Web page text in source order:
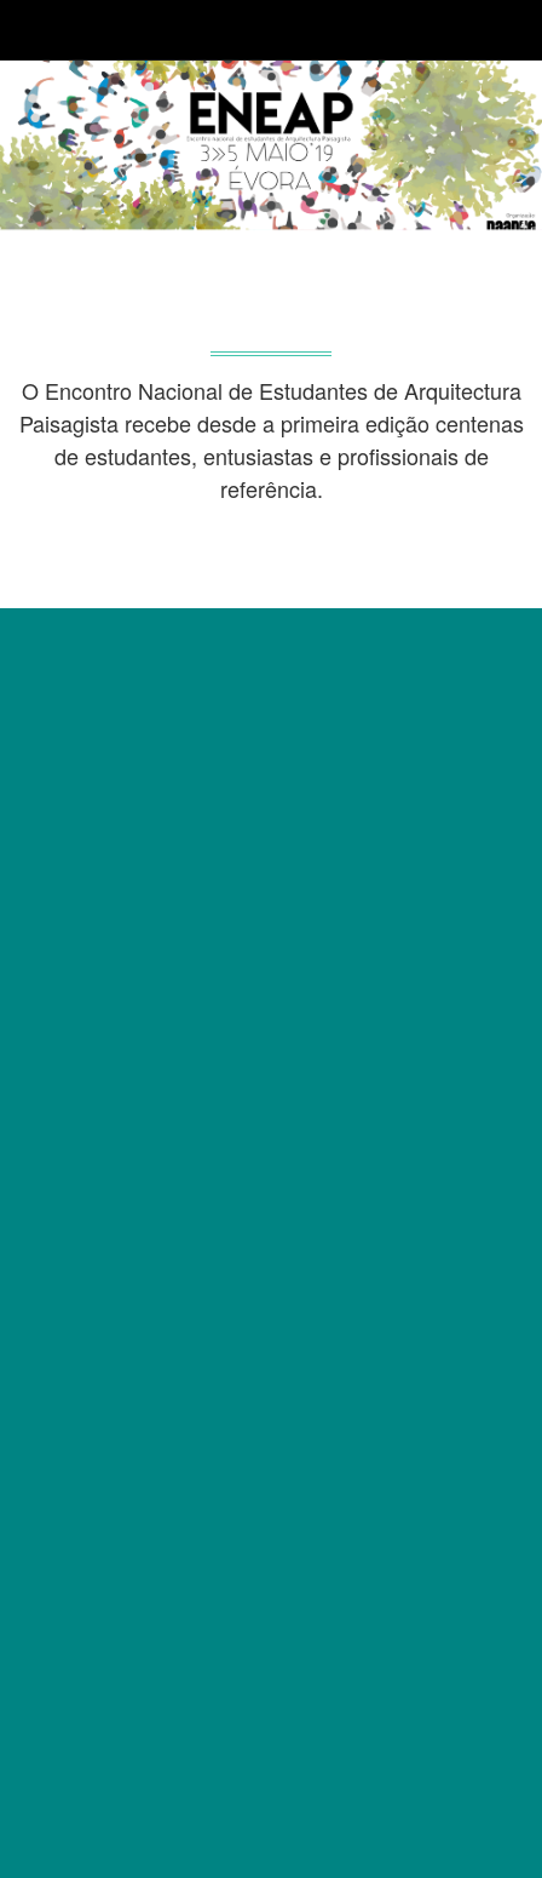
O Encontro Nacional de Estudantes de Arquitectura
Paisagista recebe desde a primeira edição centenas
de estudantes, entusiastas e profissionais de
referência.